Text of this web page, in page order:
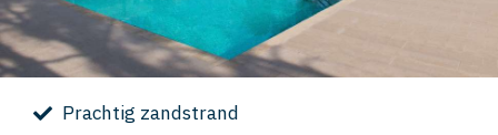
Prachtig zandstrand